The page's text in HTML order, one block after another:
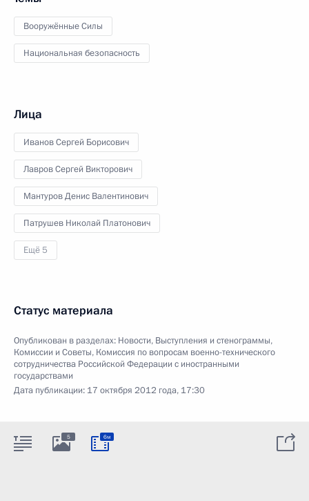
Вооружённые Силы
Национальная безопасность
Лица
Иванов Сергей Борисович
Лавров Сергей Викторович
Мантуров Денис Валентинович
Патрушев Николай Платонович
Ещё 5
Статус материала
Опубликован в разделах: Новости, Выступления и стенограммы,
Комиссии и Советы, Комиссия по вопросам военно-технического
сотрудничества Российской Федерации с иностранными
государствами
Дата публикации: 17 октября 2012 года, 17:30
5 6м